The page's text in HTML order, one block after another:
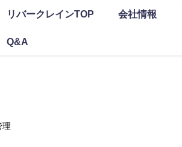
リバークレインTOP 会社情報
Q&A
理